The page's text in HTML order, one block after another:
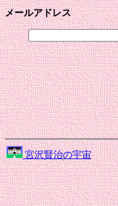
メールアドレス
宮沢賢治の宇宙